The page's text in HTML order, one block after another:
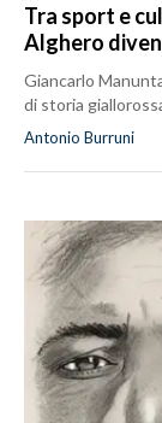
Tra sport e
Alghero
Giancarlo
di storia
Antonio Burruni